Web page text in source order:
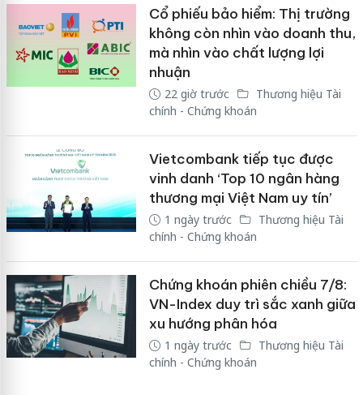
Cổ phiếu bảo hiểm: Thị trường
không còn nhìn vào doanh thu,
mà nhìn vào chất lượng lợi
nhuận
22 giờ trước
Thương hiệu Tài
chính - Chứng khoán
Vietcombank tiếp tục được
vinh danh ‘Top 10 ngân hàng
thương mại Việt Nam uy tín’
1 ngày trước
Thương hiệu Tài
chính - Chứng khoán
Chứng khoán phiên chiều 7/8:
VN-Index duy trì sắc xanh giữa
xu hướng phân hóa
1 ngày trước
Thương hiệu Tài
chính - Chứng khoán